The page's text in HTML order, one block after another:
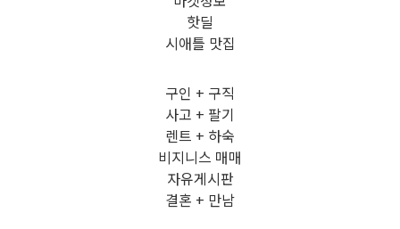
핫딜
시애틀 맛집
구인 + 구직
사고 + 팔기
렌트 + 하숙
비지니스 매매
자유게시판
결혼 + 만남